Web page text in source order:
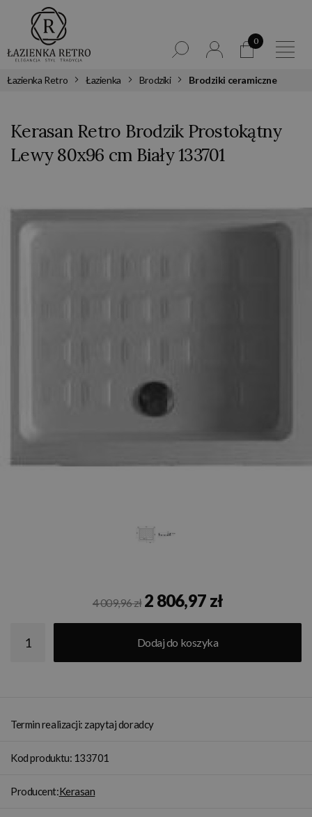
0
Łazienka Retro Łazienka Brodziki Brodziki ceramiczne
Kerasan Retro Brodzik Prostokątny
Lewy 80x96 cm Biały 133701
4 009,96 zł 2 806,97 zł
Dodaj do koszyka
Termin realizacji: zapytaj doradcy
Kod produktu: 133701
Producent:Kerasan